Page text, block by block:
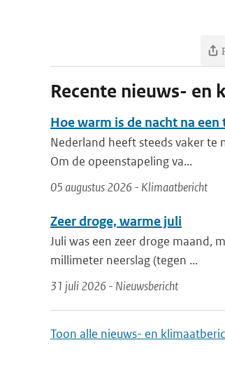
Recente nieuws- en
Hoe warm is de nacht na een
Nederland heeft steeds vaker
Om de opeenstapeling va...
05 augustus 2026 - Klimaatbericht
Zeer droge, warme juli
Juli was een zeer droge maand,
millimeter neerslag (tegen ...
31 juli 2026 - Nieuwsbericht
Toon alle nieuws- en